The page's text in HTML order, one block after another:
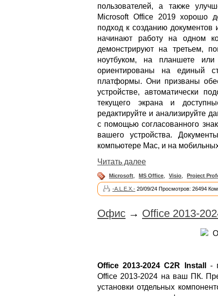
пользователей, а также
Microsoft Office 2019 хорошо
подход к созданию
начинают работу на одном
демонстрируют на третьем,
ноутбуком, на планшете
ориентированы на единый
платформы. Они призваны
устройстве, автоматически
текущего экрана и
редактируйте и анализируйте
с помощью согласованного
вашего устройства.
компьютере Mac, и на
Читать далее
Microsoft MS Office Visio Project
-A.L.E.X.- 20/09/24 Просмотров: 26494
Офис → Office 2013-
Office 2013-2024 C2R Install
-
Office 2013-2024 на ваш ПК.
установки отдельных